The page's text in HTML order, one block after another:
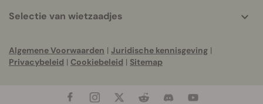
Selectie van wietzaadjes
Algemene Voorwaarden | Juridische kennisgeving |
Privacybeleid | Cookiebeleid | Sitemap